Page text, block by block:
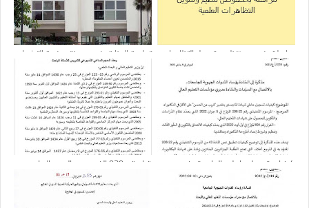
مراسلة بخصوص تنظيم وتمويل التظاهرات
العلمية
تعليمة الوزارة بخصوص فتح منصة الترشحات
لبرامج الحركية
كيفيات تسجيل حاملي الماجستير في
التكوين في الدّكتوراه بدءًا من السنة
قرار رقم 929 الذي يحدد الحجم الساعي
الأسبوعي للتدريس لأستاذ باحث والملحق